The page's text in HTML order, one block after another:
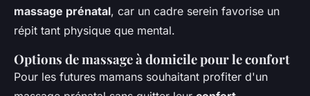
massage prénatal, car un cadre serein favorise un
répit tant physique que mental.
Options de massage à domicile pour le confort
Pour les futures mamans souhaitant profiter d'un